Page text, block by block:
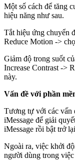
Một số cách để tăng
hiệu năng như sau.
Tắt hiệu ứng chuyển
Reduce Motion ->
Giảm độ trong suốt
Increase Contrast ->
này.
Vấn đề với phần
Tương tự với các vấn
iMessage để giải
iMessage rồi bật trở
Ngoài ra, việc khởi
người dùng trong